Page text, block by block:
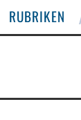
RUBRIKEN